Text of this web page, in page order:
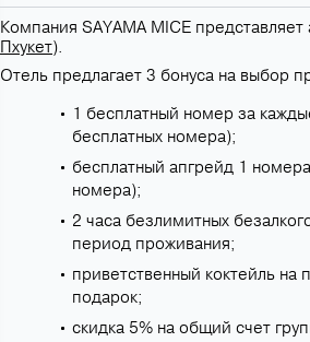
Компания SAYAMA MICE
Пхукет).
Отель предлагает 3 бонуса на выбор
1 бесплатный номер за
бесплатных номера);
бесплатный апгрейд 1
номера);
2 часа безлимитных
период проживания;
приветственный коктейль
подарок;
скидка 5% на общий счет